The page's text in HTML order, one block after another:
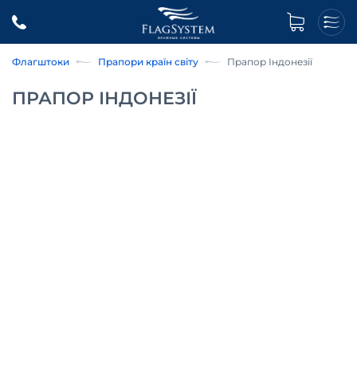
Флагштоки Прапори країн світу Прапор Індонезії
ПРАПОР ІНДОНЕЗІЇ